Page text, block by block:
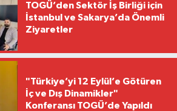
TOGÜ’den Sektör İş Birliği için
İstanbul ve Sakarya’da Önemli
Ziyaretler
"Türkiye’yi 12 Eylül’e Götüren
İç ve Dış Dinamikler"
Konferansı TOGÜ’de Yapıldı